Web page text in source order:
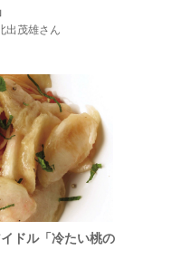
出茂雄さん
ドル「冷たい桃の